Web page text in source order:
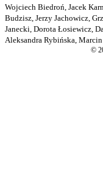
Wojciech Biedroń, Jacek
Budzisz, Jerzy Jachowicz,
Janecki, Dorota Łosiewicz,
Aleksandra Rybińska,
©